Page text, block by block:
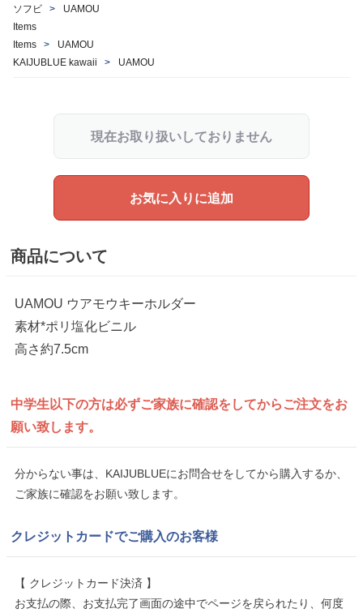
ソフビ
UAMOU
Items
Items
UAMOU
KAIJUBLUE kawaii
UAMOU
現在お取り扱いしておりません
お気に入りに追加
商品について
UAMOU ウアモウキーホルダー
素材*ポリ塩化ビニル
高さ約7.5cm
中学生以下の方は必ずご家族に確認をしてから ご注文をお
願い致します。
分からない事は、KAIJUBLUEにお問合せをしてから購入するか、
ご家族に確認をお願い致します。
クレジットカードでご購入のお客様
【 クレジットカード決済 】
お支払の際、お支払完了画面の途中でページを戻られたり、何度